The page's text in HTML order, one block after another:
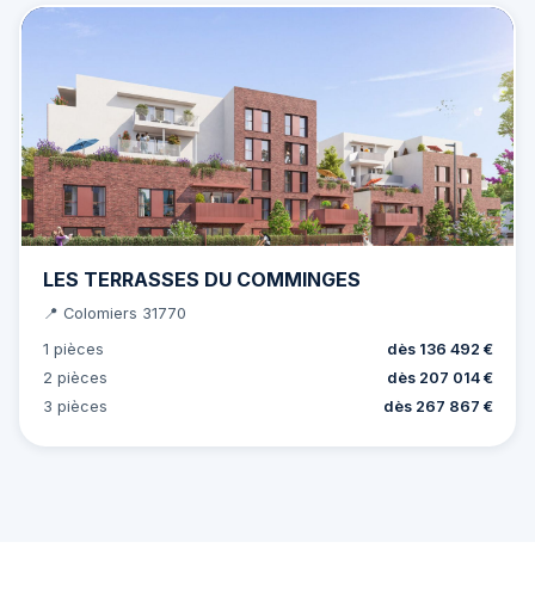
LES TERRASSES DU COMMINGES
📍 Colomiers 31770
1 pièces
dès 136 492 €
2 pièces
dès 207 014 €
3 pièces
dès 267 867 €